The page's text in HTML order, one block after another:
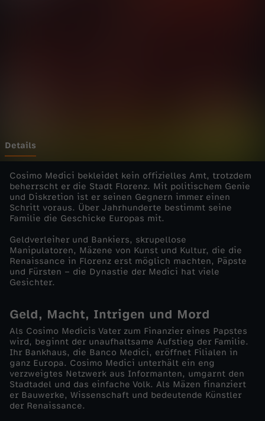
u
p
e
r
r
e
i
c
h
e
Details
Cosimo Medici bekleidet kein offizielles Amt, trotzdem
beherrscht er die Stadt Florenz. Mit politischem Genie
und Diskretion ist er seinen Gegnern immer einen
Schritt voraus. Über Jahrhunderte bestimmt seine
Familie die Geschicke Europas mit.
Geldverleiher und Bankiers, skrupellose
Manipulatoren, Mäzene von Kunst und Kultur, die die
Renaissance in Florenz erst möglich machten, Päpste
und Fürsten – die Dynastie der Medici hat viele
Gesichter.
Geld, Macht, Intrigen und Mord
Als Cosimo Medicis Vater zum Finanzier eines Papstes
wird, beginnt der unaufhaltsame Aufstieg der Familie.
Ihr Bankhaus, die Banco Medici, eröffnet Filialen in
ganz Europa. Cosimo Medici unterhält ein eng
verzweigtes Netzwerk aus Informanten, umgarnt den
Stadtadel und das einfache Volk. Als Mäzen finanziert
er Bauwerke, Wissenschaft und bedeutende Künstler
der Renaissance.